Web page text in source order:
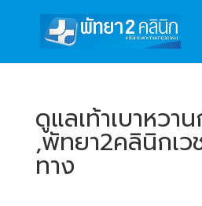
ดูแลเท้าเบาหวา
,พัทยา2คลินิกเว
ทาง